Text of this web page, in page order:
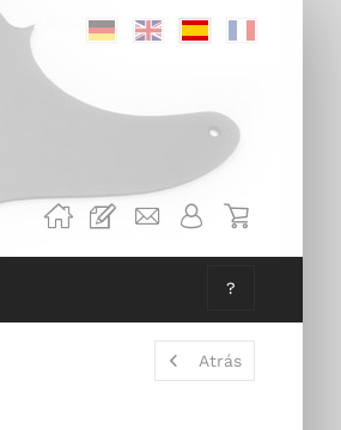
DeutschEnglischSpanisch
?
Atrás